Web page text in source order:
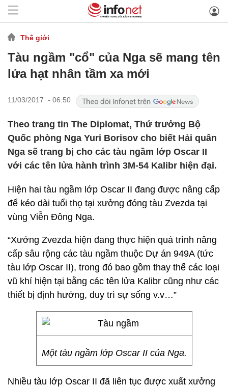
Thế giới
Tàu ngầm "cổ" của Nga sẽ mang tên
lửa hạt nhân tầm xa mới
11/03/2017 - 06:50
Theo trang tin The Diplomat, Thứ trưởng Bộ
Quốc phòng Nga Yuri Borisov cho biết Hải quân
Nga sẽ trang bị cho các tàu ngầm lớp Oscar II
với các tên lửa hành trình 3M-54 Kalibr hiện đại.
Hiện hai tàu ngầm lớp Oscar II đang được nâng cấp
để kéo dài tuổi thọ tại xưởng đóng tàu Zvezda tại
vùng Viễn Đông Nga.
“Xưởng Zvezda hiện đang thực hiện quá trình nâng
cấp sâu rộng các tàu ngầm thuộc Dự án 949A (tức
tàu lớp Oscar II), trong đó bao gồm thay thế các loại
vũ khí hiện tại bằng các tên lửa Kalibr cũng như các
thiết bị định hướng, duy trì sự sống v.v…”
Một tàu ngầm lớp Oscar II của Nga.
Nhiều tàu lớp Oscar II đã liên tục được xuất xưởng